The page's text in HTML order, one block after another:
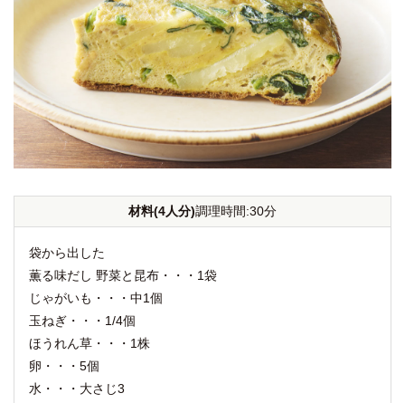
材料(4人分)調理時間:30分
袋から出した
薫る味だし 野菜と昆布・・・1袋
じゃがいも・・・中1個
玉ねぎ・・・1/4個
ほうれん草・・・1株
卵・・・5個
水・・・大さじ3